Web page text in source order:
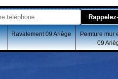
Ravalement 09 Ariège
Peinture mur
09